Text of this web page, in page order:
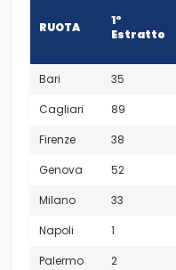
RUOTA
1°
Estratto
Bari 35
Cagliari
89
Firenze
38
Genova
52
Milano
33
Napoli
1
Palermo
2